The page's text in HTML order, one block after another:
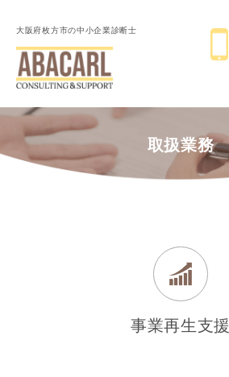
大阪府枚方市の中小企業診断士
取扱業務
事業再生支援